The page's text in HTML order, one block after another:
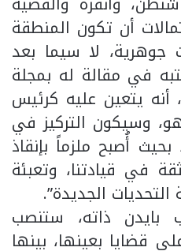
أن تكون المنطقة
لا سيما بعد
في مقالة له بمجلة
أنه يتعين عليه كرئيس
وسيكون التركيز في
أُصبح ملزماً بإنقاذ
في قيادتنا، وتعبئة
التحديات الجديدة”.
بايدن ذاته، ستنصب
قضايا بعينها، بينها